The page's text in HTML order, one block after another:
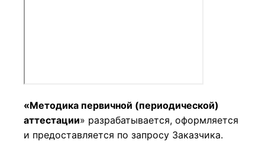
«Методика первичной (периодической)
аттестации» разрабатывается, оформляется
и предоставляется по запросу Заказчика.